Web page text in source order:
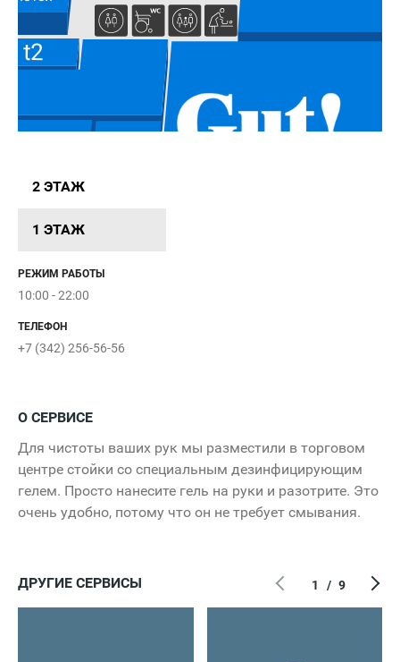
2 ЭТАЖ
1 ЭТАЖ
РЕЖИМ РАБОТЫ
10:00 - 22:00
ТЕЛЕФОН
+7 (342) 256-56-56
Снежная Королева
Levi's
ELIXIROOM
t2
О СЕРВИСЕ
Для чистоты ваших рук мы разместили в торговом
центре стойки со специальным дезинфицирующим
гелем. Просто нанесите гель на руки и разотрите. Это
очень удобно, потому что он не требует смывания.
ДРУГИЕ СЕРВИСЫ 1 / 9